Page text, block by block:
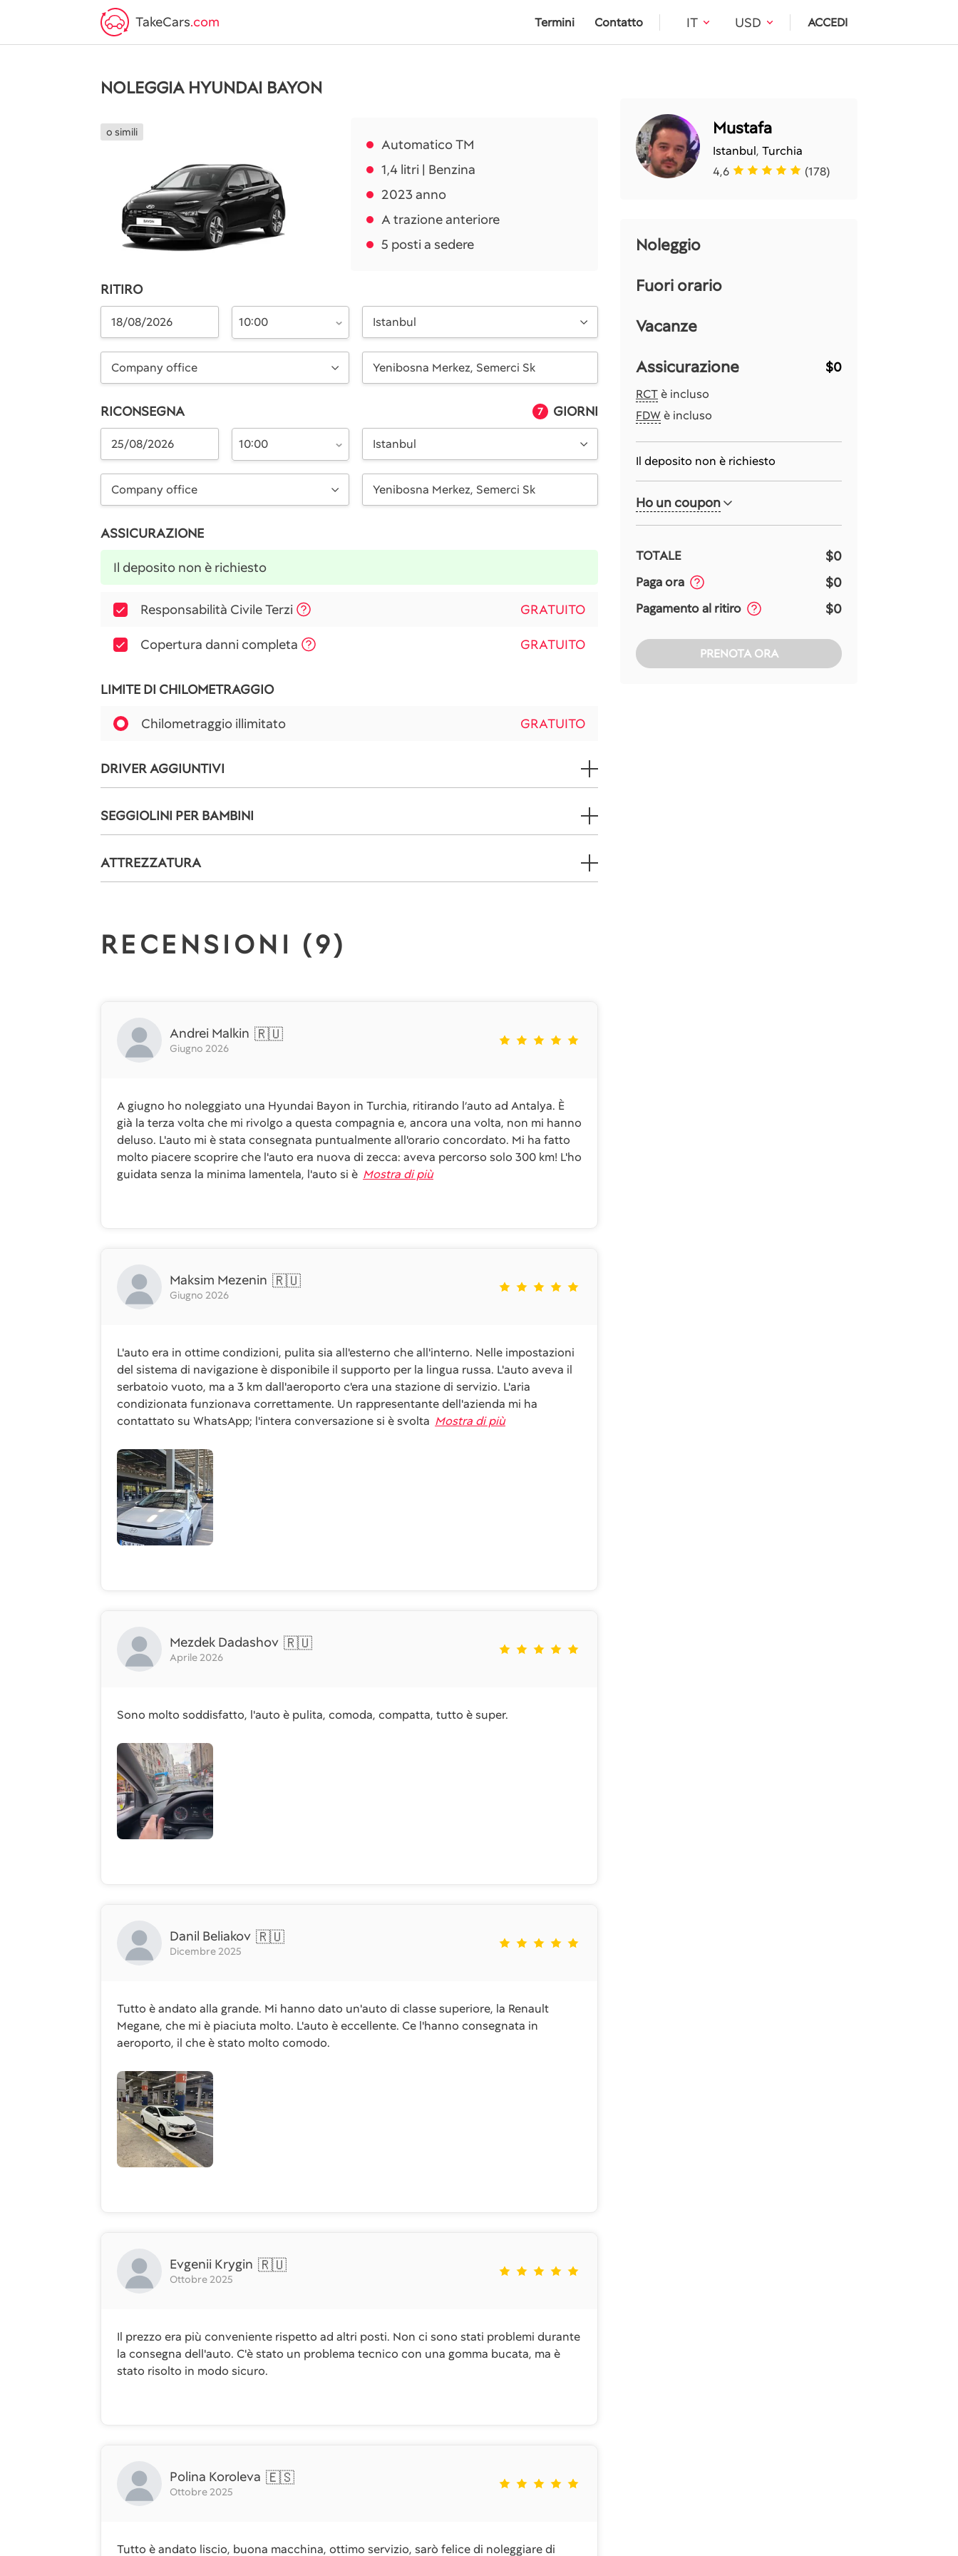
TakeCars.com Termini Contatto IT USD ACCEDI
NOLEGGIA HYUNDAI BAYON
o simili
Automatico TM
1,4 litri | Benzina
2023 anno
A trazione anteriore
5 posti a sedere
RITIRO
10:00 Istanbul
Company office
RICONSEGNA 7 GIORNI
10:00 Istanbul
Company office
ASSICURAZIONE
Il deposito non è richiesto
Responsabilità Civile Terzi GRATUITO
Copertura danni completa GRATUITO
LIMITE DI CHILOMETRAGGIO
Chilometraggio illimitato GRATUITO
DRIVER AGGIUNTIVI
SEGGIOLINI PER BAMBINI
ATTREZZATURA
RECENSIONI (9)
Andrei Malkin 🇷🇺
Giugno 2026
A giugno ho noleggiato una Hyundai Bayon in Turchia, ritirando l’auto ad Antalya. È
già la terza volta che mi rivolgo a questa compagnia e, ancora una volta, non mi hanno
deluso. L'auto mi è stata consegnata puntualmente all'orario concordato. Mi ha fatto
molto piacere scoprire che l'auto era nuova di zecca: aveva percorso solo 300 km! L'ho
guidata senza la minima lamentela, l'auto si è Mostra di più
Maksim Mezenin 🇷🇺
Giugno 2026
L'auto era in ottime condizioni, pulita sia all'esterno che all'interno. Nelle impostazioni
del sistema di navigazione è disponibile il supporto per la lingua russa. L'auto aveva il
serbatoio vuoto, ma a 3 km dall'aeroporto c'era una stazione di servizio. L'aria
condizionata funzionava correttamente. Un rappresentante dell'azienda mi ha
contattato su WhatsApp; l'intera conversazione si è svolta Mostra di più
Mezdek Dadashov 🇷🇺
Aprile 2026
Sono molto soddisfatto, l'auto è pulita, comoda, compatta, tutto è super.
Danil Beliakov 🇷🇺
Dicembre 2025
Tutto è andato alla grande. Mi hanno dato un'auto di classe superiore, la Renault
Megane, che mi è piaciuta molto. L'auto è eccellente. Ce l'hanno consegnata in
aeroporto, il che è stato molto comodo.
Evgenii Krygin 🇷🇺
Ottobre 2025
Il prezzo era più conveniente rispetto ad altri posti. Non ci sono stati problemi durante
la consegna dell'auto. C'è stato un problema tecnico con una gomma bucata, ma è
stato risolto in modo sicuro.
Polina Koroleva 🇪🇸
Ottobre 2025
Tutto è andato liscio, buona macchina, ottimo servizio, sarò felice di noleggiare di
Mustafa
Istanbul, Turchia
4,6
(178)
Noleggio
Fuori orario
Vacanze
Assicurazione
$0
RCTè incluso
FDWè incluso
Il deposito non è richiesto
Ho un coupon
TOTALE $0
Paga ora $0
Pagamento al ritiro $0
PRENOTA ORA